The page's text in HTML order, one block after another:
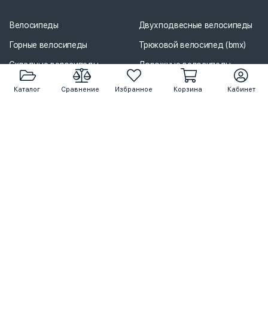
Каталог Сравнение Избранное Корзина Кабинет
Велосипеды
Горные велосипеды
Складные велосипеды
Шоссейные велосипеды
Двухподвесные велосипеды
Трюковой велосипед (bmx)
Дорожные велосипеды
Электровелосипеды